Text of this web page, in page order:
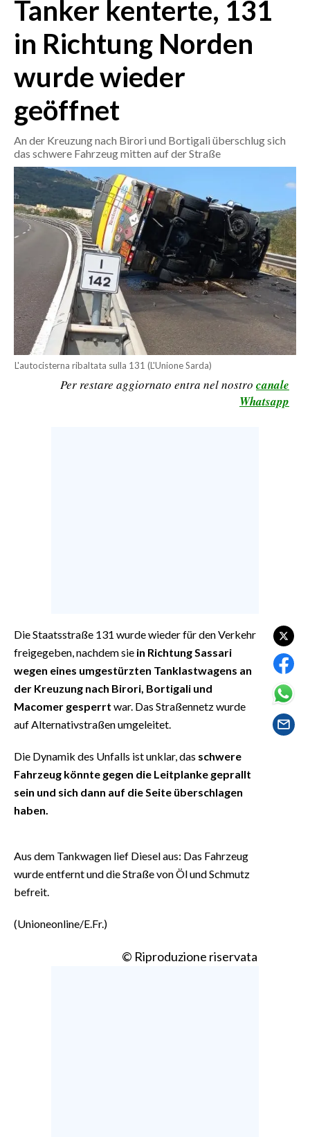
CRONACA
ITALIA
MONDO
POLITICA
ECONOMIA
SERVIZI ALLE IMPRESE
LAVORO
BANDI
SPORT IN SARDEGNA
RISULTATI E CLASSIFICHE
CALCIO
CALCIO REGIONALE
BASKET
#CARAUNIONE
INSULARITÀ
FOTO
VIDEO
INFO AZIENDE
ABBONATI
NECROLOGI
PUBBLICITÀ
SPIAGGE
STORE
Tanker kenterte, 131
in Richtung Norden
wurde wieder
geöffnet
An der Kreuzung nach Birori und Bortigali überschlug sich
das schwere Fahrzeug mitten auf der Straße
L'autocisterna ribaltata sulla 131 (L'Unione Sarda)
Per restare aggiornato entra nel nostro canale
Whatsapp
Die Staatsstraße 131 wurde wieder für den Verkehr
freigegeben, nachdem sie in Richtung Sassari
wegen eines umgestürzten Tanklastwagens an
der Kreuzung nach Birori, Bortigali und
Macomer gesperrt war. Das Straßennetz wurde
auf Alternativstraßen umgeleitet.
Die Dynamik des Unfalls ist unklar, das schwere
Fahrzeug könnte gegen die Leitplanke geprallt
sein und sich dann auf die Seite überschlagen
haben.
Aus dem Tankwagen lief Diesel aus: Das Fahrzeug
wurde entfernt und die Straße von Öl und Schmutz
befreit.
(Unioneonline/E.Fr.)
© Riproduzione riservata